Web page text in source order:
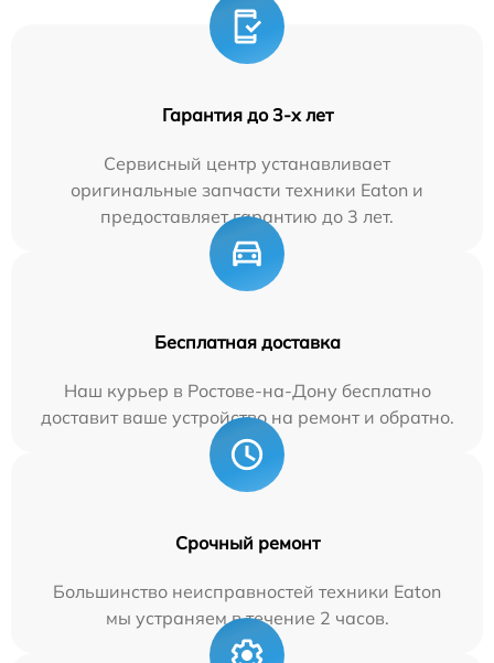
Гарантия до 3-х лет
Сервисный центр устанавливает
оригинальные запчасти техники Eaton и
предоставляет гарантию до 3 лет.
Бесплатная доставка
Наш курьер в Ростове-на-Дону бесплатно
доставит ваше устройство на ремонт и обратно.
Срочный ремонт
Большинство неисправностей техники Eaton
мы устраняем в течение 2 часов.